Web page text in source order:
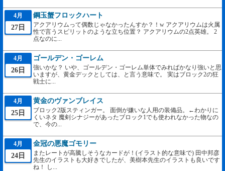
4月
27日
鋼玉蟹フロックハート
アクアリウムって偶数じゃなかったんすか？！w アクアリウムは火属
性で言うスピリットのような立ち位置？ アクアリウムの2点英雄。 2
点なのに...
4月
26日
ゴールデン・ゴーレム
強いかな？ いや、ゴールデン・ゴーレム単体でみればかなり強いと思
いますが、黄金デックとしては、と言う意味で。 実はブロック2の狂
戦士に...
4月
25日
黄金のヴァンブレイス
ブロック2版スティンガー。 面倒が嫌いな人用の装備品。←わかりに
くいネタ 魔剣シナジーがあったブロック1でも使われなかった物なの
で、今の...
4月
24日
金冠の悪魔ゴモリー
またレートが高騰しそうなカードが！(イラスト的な意味で) 田中邦彦
先生のイラストも大好きでしたが、美樹本先生のイラストも良いです
ね！ し...